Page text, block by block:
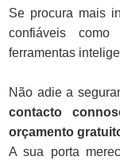
Se procura mais
confiáveis
ferramentas
Não adie a
contacto
orçamento
A sua porta